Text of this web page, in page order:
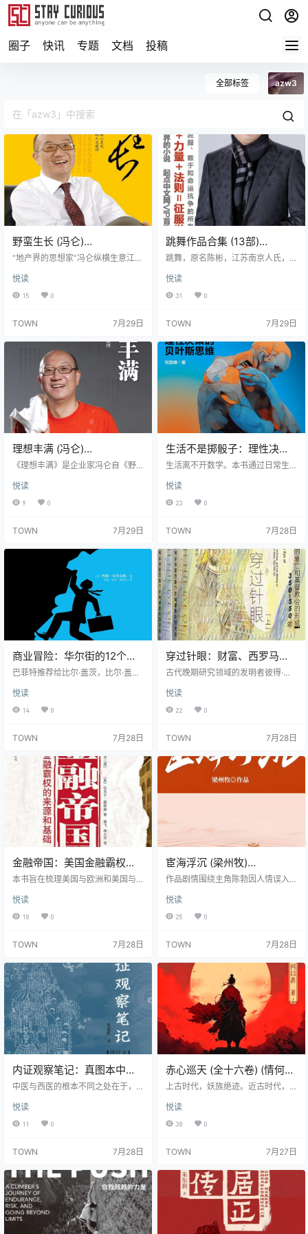
圈子 快讯 专题 文档 投稿
全部标签 azw3
野蛮生长 (冯仑)
(epub,azw3,pdf)
“地产界的思想家”冯仑纵横生意江湖
十年来中国民营企业从前公司时代
发展到公司时代，21世纪后又进入
营企业经历了从无到有、从小到大
的所谓“原罪”、合伙人制度、管理逻
辑以及生死存亡等都有着自己独到
的见解和思考。民营企业家中，有
成功者也有失败者，王石为什么成
功？牟其中为什么失败？冯仑…
悦读
15 0
TOWN 7月29日
跳舞作品合集 (13部)
(epub,azw3)
跳舞，原名陈彬，江苏南京人氏，
员、颇为成功的网络网络文学作家
之一，网络作家富豪榜榜上作家。
跨平台改编，读者遍布全球华语文
则 猎国 天骄无双 天启之门 天王 望
古神话之选天录 稳住别浪 嬉皮笑脸
邪气凛然 欲望空间 源世界之天衍 至
尊无赖 &nb…
悦读
31 0
TOWN 7月29日
理想丰满 (冯仑)
(epub,azw3,pdf)
《理想丰满》是企业家冯仑自《野
究竟怎样的房地产，才是对的生
意？究竟怎样的社会，才会给力民
营企业？究竟怎样的人生，才能创
多——中国人价值观严重丢失，该
样才能确保社会的公平？公司遭遇
政策挑战，发展限于瓶颈，该如何
突破？社会财富将会如何传承？同
根同种，台湾人幸福指数为何比大
陆高？当理想丰满但现实骨感，怎
样怎样规划…
悦读
9 0
TOWN 7月29日
生活不是掷骰子：理性决策
的贝叶斯思维 (刘雪峰)
生活离不开数学。本书通过日常生
学思维，特别是运用贝叶斯定理来
分析和解决看似简单但内涵深刻的
生活问题。例如《两小儿辩日》的
路，成功学、阴谋论、星座学为什
余则成是如何破解录音带危机的，
索罗斯做空英镑的数学原理，等
等。这些深入浅出、妙趣横生的案
例，可以帮助我们穿透事物的表
象，洞察事物的真相。 通过本书，
我们还能认识到…
悦读
23 0
TOWN 7月28日
商业冒险：华尔街的12个经
典故事 (约翰·布鲁克斯)
巴菲特推荐给比尔·盖茨，比尔·盖茨
5年TED大会推荐必读书目第1名 年
度最重要、最畅销的财经书之一 华
尔街不仅是金融的战场，也是人性
暴富或身败名裂的华丽戏剧。约翰•
戏剧性的时刻，以小说的笔法叙述
了这个舞台上的奇谋、诡计、泡
沫、欺诈、贪婪、崩溃、坚持、不
甘…… 商业的形式和表象一直在变，
但商业的基础始…
悦读
14 0
TOWN 7月28日
穿过针眼：财富、西罗马帝
国的衰亡和基督教会的形
(epub,azw3,pdf)
古代晚期研究领域的发明者彼得·布
史研究者、爱好者的必读之书 16页
彩插 精装全译，晚期罗马世界的全
景之图 2013年度《选择》杂志“杰
学会菲利普·沙夫奖 2012年美国哲学
稣教导他的信徒：“骆驼穿过针的
眼，比财主进神的国还容易呢！”然
而到了罗马衰落之时，教会却变得
无比富有…
悦读
22 0
TOWN 7月28日
金融帝国：美国金融霸权的
来源和基础 (迈克尔·赫德森)
本书旨在梳理美国与欧洲和美国与
971年黄金非货币化之后，美国财政
部的债券标准如何为美国提供了一
帮助。本书第一版发行于三十年以
基金组织强迫世界债务国实行毁灭
性的政策进行了批评，并追溯了这
些政策背后的美国外交压力。它揭
示了英国人和美国人在第二次世界
大战结束时的举动如何导致国际货
币基…
悦读
18 0
TOWN 7月28日
宦海浮沉 (梁州牧)
(epub,azw3)
作品剧情围绕主角陈勃因人情误入
过程展开，故事揭示了“江湖不是打
打杀杀，江湖是人情世故”的规则，
协议结婚而产生的纠葛展开，陈勃
发现她与南港市商界巨头阚正德及
其贵鹿集团关系匪浅，同时与包括
叶玉山在内的多名南港市官员交往
密切。陈勃从最初被动卷入事件，
开始转变为主动探查真相，内心充
满疑…
悦读
25 0
TOWN 7月28日
内证观察笔记：真图本中医
解剖学纲目 (无名氏)
中医与西医的根本不同之处在于，
的精、气、神。其精气神部分，比
如经络穴位、五运六气、五藏六
《内证观察笔记(真图本中医解剖学
从中医视角谈解剖的书，它甚至不
仅仅是一本谈人体奥秘的书，它所
揭示的是人的生命与宇宙的交流的
独特方式和通道，生命的运行与大
自然的神秘关联。《内证观察笔记
悦读
11 0
TOWN 7月28日
赤心巡天 (全十六卷) (情何以
甚) (epub,azw3)
上古时代，妖族绝迹。近古时代，
烟，飞剑绝巅的时代终究沉沦…… 这
个世界发生了什么？ 那埋葬于时间
天地至公如无情， 我有赤心一颗、
悦读
38 0
TOWN 7月27日